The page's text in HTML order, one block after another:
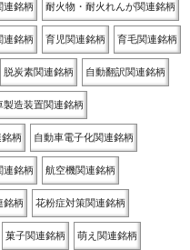
連銘柄 耐火物・耐火れんが関連銘柄
連銘柄 育児関連銘柄 育毛関連銘柄
脱炭素関連銘柄 自動翻訳関連銘柄
製造装置関連銘柄
銘柄 自動車電子化関連銘柄
連銘柄 航空機関連銘柄
銘柄 花粉症対策関連銘柄
菓子関連銘柄 萌え関連銘柄